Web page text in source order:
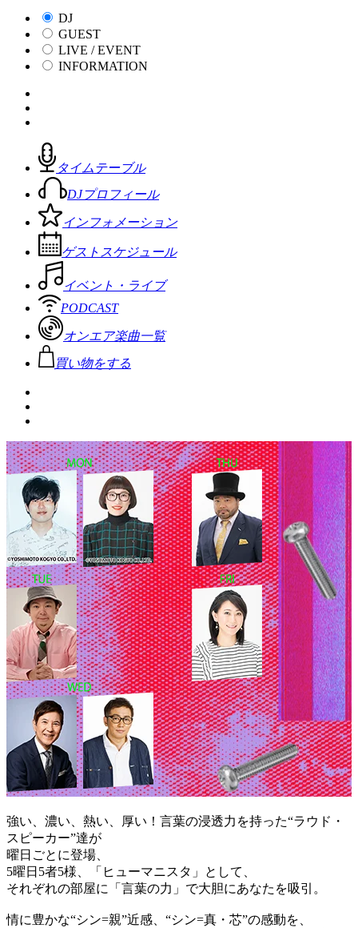
DJ
GUEST
LIVE / EVENT
INFORMATION
タイムテーブル
DJプロフィール
インフォメーション
ゲストスケジュール
イベント・ライブ
PODCAST
オンエア楽曲一覧
買い物をする
強い、濃い、熱い、厚い！言葉の浸透力を持った“ラウド・
スピーカー”達が
曜日ごとに登場、
5曜日5者5様、「ヒューマニスタ」として、
それぞれの部屋に「言葉の力」で大胆にあなたを吸引。
情に豊かな“シン=親”近感、“シン=真・芯”の感動を、